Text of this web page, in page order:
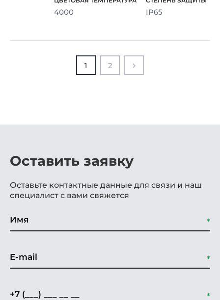
4000 IP65
1 2
Оставить заявку
Оставьте контактные данные для связи и наш
специалист с вами свяжется